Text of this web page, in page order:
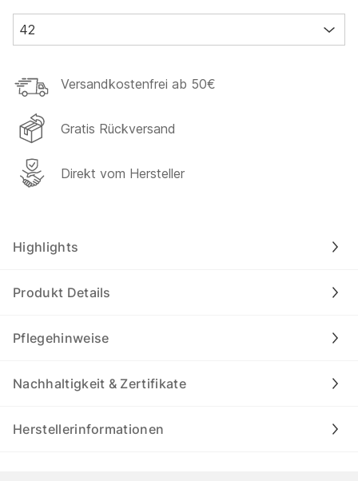
42
Versandkostenfrei ab 50€
Gratis Rückversand
Direkt vom Hersteller
Highlights
Produkt Details
Pflegehinweise
Nachhaltigkeit & Zertifikate
Herstellerinformationen